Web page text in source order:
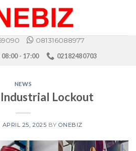
081316088977
08:00 - 17:00 02182480703
NEWS
Industrial Lockout
APRIL 25, 2025 BY ONEBIZ